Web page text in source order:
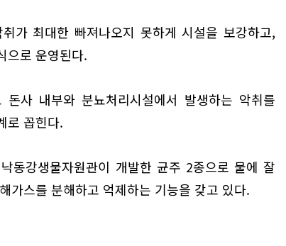
가 최대한 빠져나오지 못하게 시설을 보강하고,
으로 운영된다.
사 내부와 분뇨처리시설에서 발생하는 악취를
로 꼽힌다.
동강생물자원관이 개발한 균주 2종으로 물에 잘
가스를 분해하고 억제하는 기능을 갖고 있다.